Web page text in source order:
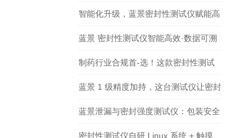
+WiFi远程运维+双接口输出
智能化升级，蓝景密封性测试仪赋能高
效生产新时代
蓝景 密封性测试仪智能高效·数据可溯
——赋能企业品质管控升级
制药行业合规首-选！这款密封性测试
仪严守 GMP 标准
蓝景 1 级精度加持，这台测试仪让密封
检测零容错
蓝景泄漏与密封强度测试仪：包装安全
的坚固防线
密封性测试仪自研 Linux 系统 + 触摸